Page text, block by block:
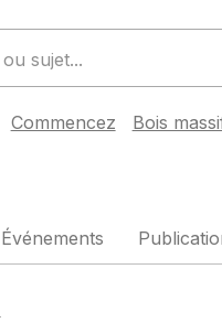
Commencez Bois
Événements